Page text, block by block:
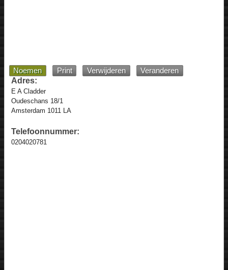
Noemen Print Verwijderen
Veranderen
Adres:
E A Cladder
Oudeschans 18/1
Amsterdam 1011 LA
Telefoonnummer:
0204020781